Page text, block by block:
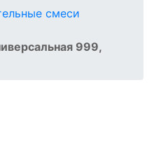
смеси
999,